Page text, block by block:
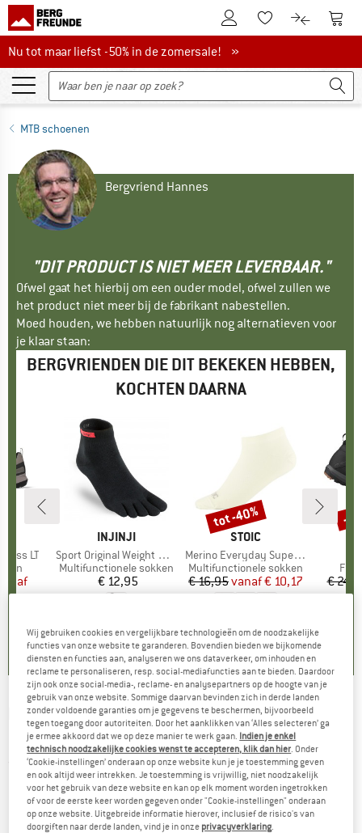
De klantenaccount
Naar deNaar de
Nu tot maar liefst -50% in de zomersale!
Nu tot maar liefst -50% in de zomersale! »
MTB schoenen
Bergvriend Hannes
"DIT PRODUCT IS NIET MEER LEVERBAAR."
Ofwel gaat het hierbij om een ouder model, ofwel zullen we
het product niet meer bij de fabrikant nabestellen.
Moed houden, we hebben natuurlijk nog alternatieven voor
je klaar staan:
BERGVRIENDEN DIE DIT BEKEKEN HEBBEN,
KOCHTEN DAARNA
LT
prijs
)
MERK
INJINJI
Artikel
Sport Original Weight Mini-Crew
Productgroep
Multifunctionele sokken
Prijs
€ 12,95
MERK
STOIC
Artikel
Merino Everyday Superlight No Show
Productgroep
Multifunctionele sokken
Prijs
€ 16,95 Verlaagde prijs
vanaf€ 10,17
Korting
tot -40%
€
-
NORTHWAVE -Flagship XC GTX -
Fietsschoenen
(0)
Wij gebruiken cookies en vergelijkbare technologieën om de noodzakelijke
functies van onze website te garanderen. Bovendien bieden we bijkomende
diensten en functies aan, analyseren we ons dataverkeer, om inhouden en
reclame te personaliseren, resp. social-mediafuncties aan te bieden. Daardoor
zijn ook onze social-media-, reclame- en analysepartners op de hoogte van je
gebruik van onze website. Sommige daarvan bevinden zich in derde landen
zonder voldoende garanties om je gegevens te beschermen, bijvoorbeeld
tegen toegang door autoriteiten. Door het aanklikken van ‘Alles selecteren’ ga
je ermee akkoord dat we op deze manier te werk gaan. Indien je enkel
technisch noodzakelijke cookies wenst te accepteren, klik dan hier . Onder
‘Cookie-instellingen’ onderaan op onze website kun je je toestemming geven
en ook altijd weer intrekken. Je toestemming is vrijwillig, niet noodzakelijk
voor het gebruik van deze website en kan op elk moment worden ingetrokken
of voor de eerste keer worden gegeven onder "Cookie-instellingen" onderaan
op onze website. Uitgebreide informatie hierover, inclusief de risico's van
doorgiften naar derde landen, vind je in onze privacyverklaring